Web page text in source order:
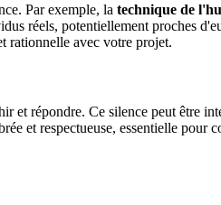
Par exemple, la technique de
réels, potentiellement proches
rationnelle avec votre projet.
et répondre. Ce silence peut être
et respectueuse, essentielle pour